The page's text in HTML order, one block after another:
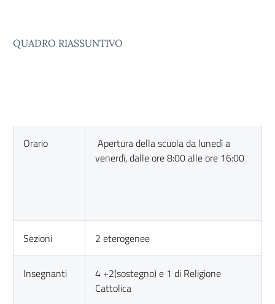
QUADRO RIASSUNTIVO
Orario
Apertura della scuola da lunedì a
venerdì, dalle ore 8:00 alle ore 16:00
Sezioni 2 eterogenee
Insegnanti
4 +2(sostegno) e 1 di Religione
Cattolica